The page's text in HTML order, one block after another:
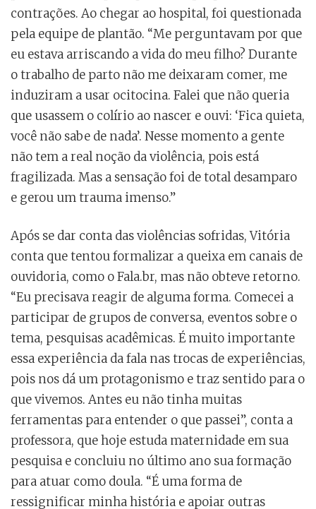
contrações. Ao chegar ao hospital, foi questionada
pela equipe de plantão. “Me perguntavam por que
eu estava arriscando a vida do meu filho? Durante
o trabalho de parto não me deixaram comer, me
induziram a usar ocitocina. Falei que não queria
que usassem o colírio ao nascer e ouvi: ‘Fica quieta,
você não sabe de nada’. Nesse momento a gente
não tem a real noção da violência, pois está
fragilizada. Mas a sensação foi de total desamparo
e gerou um trauma imenso.”
Após se dar conta das violências sofridas, Vitória
conta que tentou formalizar a queixa em canais de
ouvidoria, como o Fala.br, mas não obteve retorno.
“Eu precisava reagir de alguma forma. Comecei a
participar de grupos de conversa, eventos sobre o
tema, pesquisas acadêmicas. É muito importante
essa experiência da fala nas trocas de experiências,
pois nos dá um protagonismo e traz sentido para o
que vivemos. Antes eu não tinha muitas
ferramentas para entender o que passei”, conta a
professora, que hoje estuda maternidade em sua
pesquisa e concluiu no último ano sua formação
para atuar como doula. “É uma forma de
ressignificar minha história e apoiar outras